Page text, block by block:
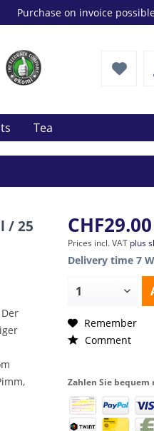
Purchase on invoice
Tea
/ 25
Prices incl. VAT plus
Delivery time 7
Remember
Comment
Zahlen Sie bequem